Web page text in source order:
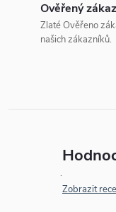
Ověřený
Zlaté Ověřeno
našich zákazníků.
Zobrazit